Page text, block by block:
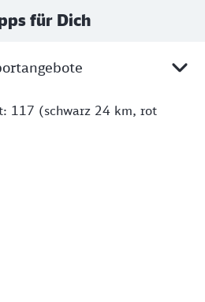
für Dich
117 (schwarz 24 km, rot